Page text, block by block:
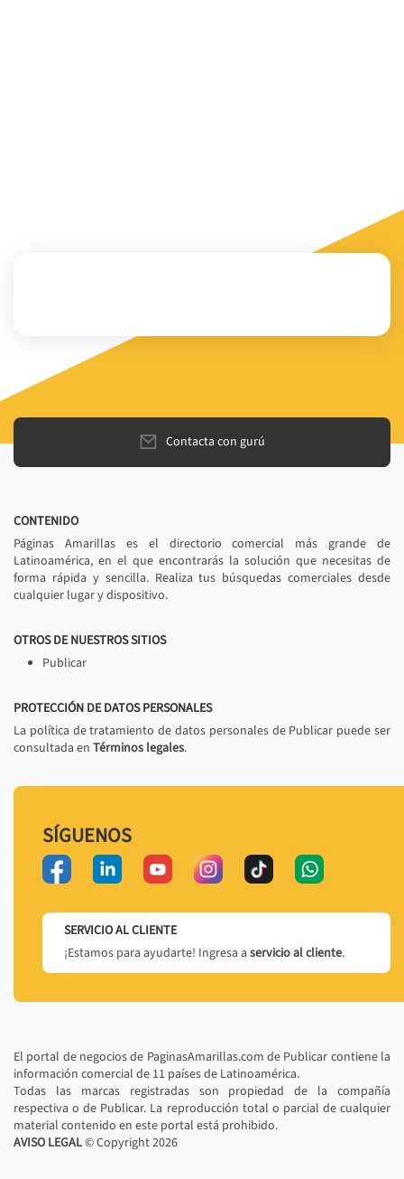
Contacta con gurú
CONTENIDO
Páginas Amarillas es el directorio comercial más grande de
Latinoamérica, en el que encontrarás la solución que necesitas de
forma rápida y sencilla. Realiza tus búsquedas comerciales desde
cualquier lugar y dispositivo.
OTROS DE NUESTROS SITIOS
Publicar
PROTECCIÓN DE DATOS PERSONALES
La política de tratamiento de datos personales de Publicar puede ser
consultada en Términos legales.
SÍGUENOS
SERVICIO AL CLIENTE
¡Estamos para ayudarte! Ingresa a servicio al cliente.
El portal de negocios de PaginasAmarillas.com de Publicar contiene la
información comercial de 11 países de Latinoamérica.
Todas las marcas registradas son propiedad de la compañía
respectiva o de Publicar. La reproducción total o parcial de cualquier
material contenido en este portal está prohibido.
AVISO LEGAL© Copyright2026